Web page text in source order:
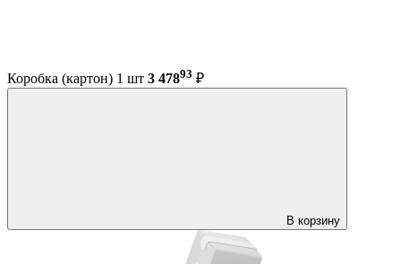
Коробка (картон) 1 шт 3 47893 ₽
В корзину